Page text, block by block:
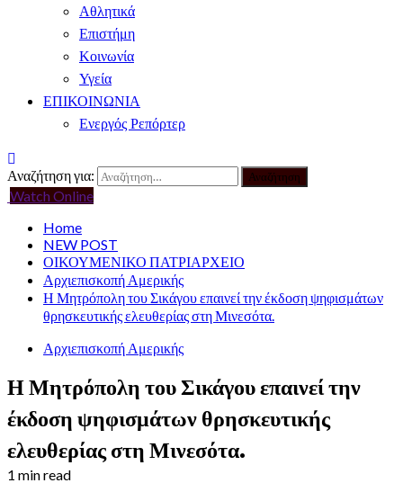
Αθλητικά
Επιστήμη
Κοινωνία
Υγεία
ΕΠΙΚΟΙΝΩΝΙΑ
Ενεργός Ρεπόρτερ
Αναζήτηση για:
Watch Online
Home
NEW POST
ΟΙΚΟΥΜΕΝΙΚΟ ΠΑΤΡΙΑΡΧΕΙΟ
Αρχιεπισκοπή Αμερικής
Η Μητρόπολη του Σικάγου επαινεί την έκδοση ψηφισμάτων
θρησκευτικής ελευθερίας στη Μινεσότα.
Αρχιεπισκοπή Αμερικής
Η Μητρόπολη του Σικάγου επαινεί την
έκδοση ψηφισμάτων θρησκευτικής
ελευθερίας στη Μινεσότα.
1 min read